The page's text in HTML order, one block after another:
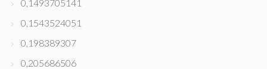
0,1493705141
0,1543524051
0,198389307
0,205686506